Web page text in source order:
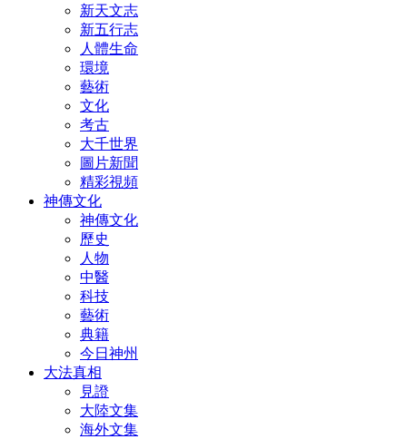
新天文志
新五行志
人體生命
環境
藝術
文化
考古
大千世界
圖片新聞
精彩視頻
神傳文化
神傳文化
歷史
人物
中醫
科技
藝術
典籍
今日神州
大法真相
見證
大陸文集
海外文集